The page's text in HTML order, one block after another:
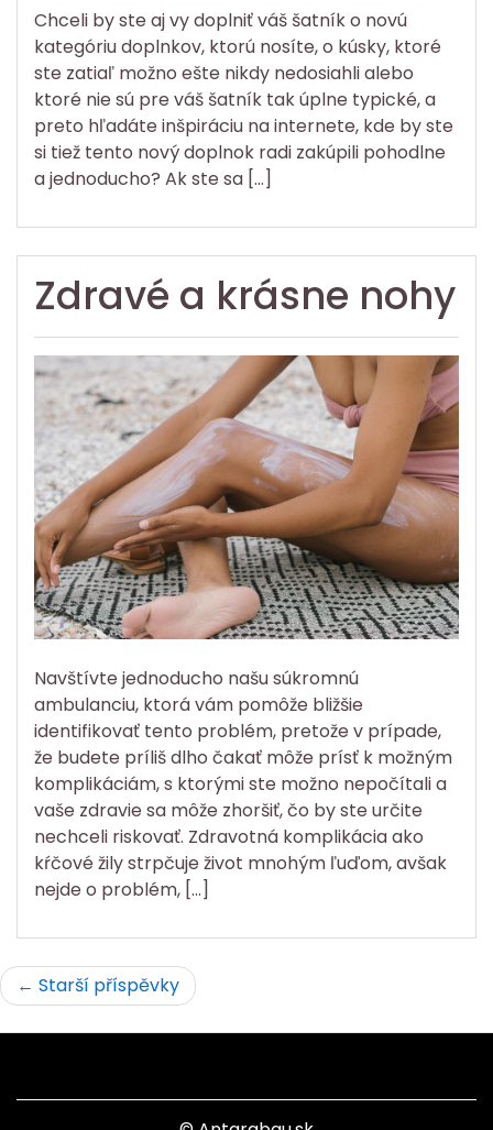
Chceli by ste aj vy doplniť váš šatník o novú
kategóriu doplnkov, ktorú nosíte, o kúsky, ktoré
ste zatiaľ možno ešte nikdy nedosiahli alebo
ktoré nie sú pre váš šatník tak úplne typické, a
preto hľadáte inšpiráciu na internete, kde by ste
si tiež tento nový doplnok radi zakúpili pohodlne
a jednoducho? Ak ste sa […]
Zdravé a krásne nohy
Navštívte jednoducho našu súkromnú
ambulanciu, ktorá vám pomôže bližšie
identifikovať tento problém, pretože v prípade,
že budete príliš dlho čakať môže prísť k možným
komplikáciám, s ktorými ste možno nepočítali a
vaše zdravie sa môže zhoršiť, čo by ste určite
nechceli riskovať. Zdravotná komplikácia ako
kŕčové žily strpčuje život mnohým ľuďom, avšak
nejde o problém, […]
Navigace
pro
Starší příspěvky